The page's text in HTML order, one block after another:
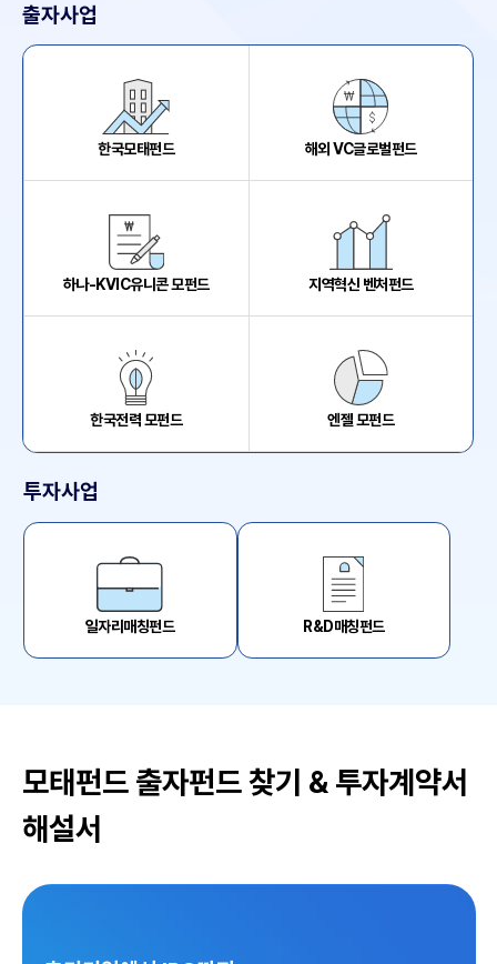
출자사업
한국모태펀드 해외 VC글로벌펀드
하나-KVIC유니콘 모펀드 지역혁신 벤처펀드
한국전력 모펀드 엔젤 모펀드
투자사업
일자리매칭펀드 R&D매칭펀드
모태펀드 출자펀드 찾기 & 투자계약서
해설서